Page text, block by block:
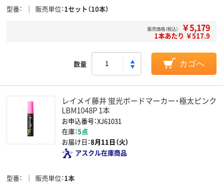
型番 販売単位 1セット（10本）
販売価格（税込） ￥5,179
1本あたり ￥517.9
数量 カゴへ
レイメイ藤井 蛍光ボードマーカー・極太ピンク
LBM1048P 1本
お申込番号：XJ61031
在庫：5点
お届け日：8月11日（火）
アスクル在庫商品
型番 販売単位 1本